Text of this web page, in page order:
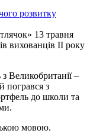
13 травня
вихованців ІІ року
з Великобританії –
погрався з
до школи та
мовою.